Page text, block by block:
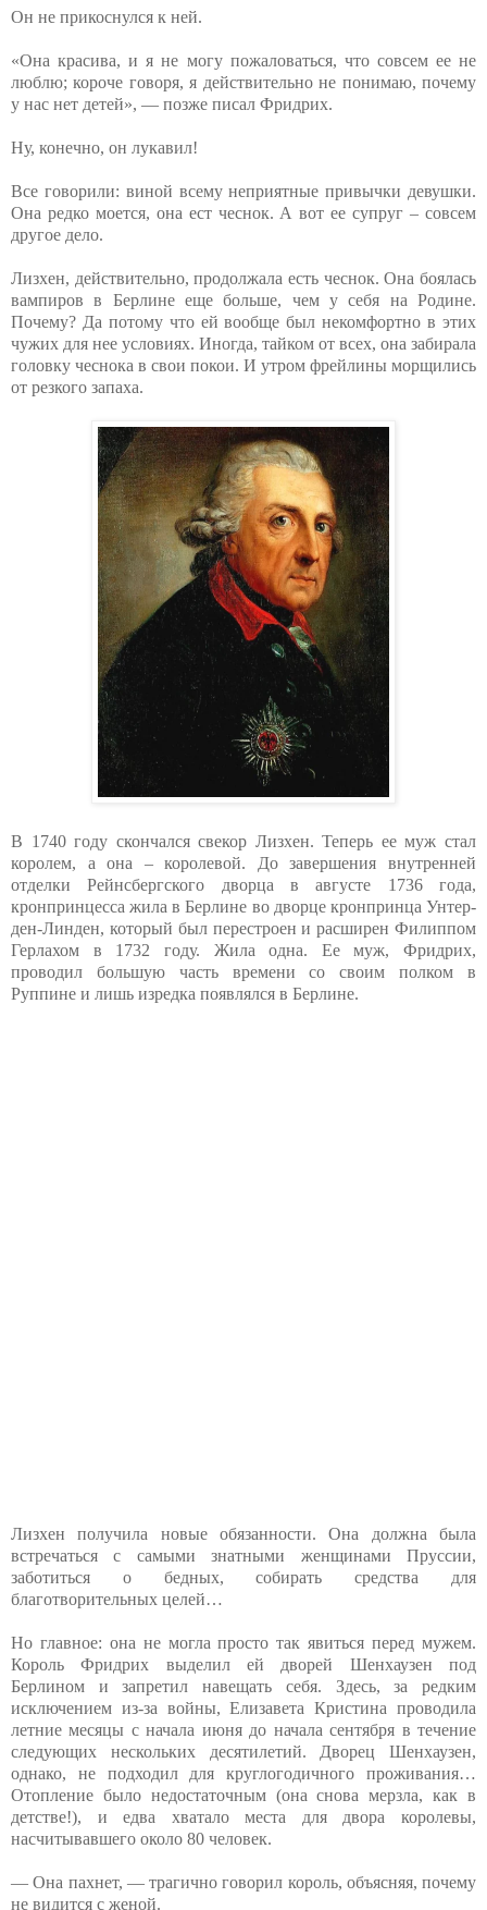
Он не прикоснулся к ней.
«Она красива, и я не могу пожаловаться, что совсем ее не
люблю; короче говоря, я действительно не понимаю, почему
у нас нет детей», — позже писал Фридрих.
Ну, конечно, он лукавил!
Все говорили: виной всему неприятные привычки девушки.
Она редко моется, она ест чеснок. А вот ее супруг – совсем
другое дело.
Лизхен, действительно, продолжала есть чеснок. Она боялась
вампиров в Берлине еще больше, чем у себя на Родине.
Почему? Да потому что ей вообще был некомфортно в этих
чужих для нее условиях. Иногда, тайком от всех, она забирала
головку чеснока в свои покои. И утром фрейлины морщились
от резкого запаха.
В 1740 году скончался свекор Лизхен. Теперь ее муж стал
королем, а она – королевой. До завершения внутренней
отделки Рейнсбергского дворца в августе 1736 года,
кронпринцесса жила в Берлине во дворце кронпринца Унтер-
ден-Линден, который был перестроен и расширен Филиппом
Герлахом в 1732 году. Жила одна. Ее муж, Фридрих,
проводил большую часть времени со своим полком в
Руппине и лишь изредка появлялся в Берлине.
Лизхен получила новые обязанности. Она должна была
встречаться с самыми знатными женщинами Пруссии,
заботиться о бедных, собирать средства для
благотворительных целей…
Но главное: она не могла просто так явиться перед мужем.
Король Фридрих выделил ей дворей Шенхаузен под
Берлином и запретил навещать себя. Здесь, за редким
исключением из-за войны, Елизавета Кристина проводила
летние месяцы с начала июня до начала сентября в течение
следующих нескольких десятилетий. Дворец Шенхаузен,
однако, не подходил для круглогодичного проживания…
Отопление было недостаточным (она снова мерзла, как в
детстве!), и едва хватало места для двора королевы,
насчитывавшего около 80 человек.
— Она пахнет, — трагично говорил король, объясняя, почему
не видится с женой.